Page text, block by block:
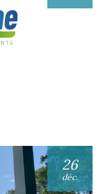
26
déc.